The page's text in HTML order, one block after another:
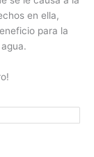
en ella,
para la